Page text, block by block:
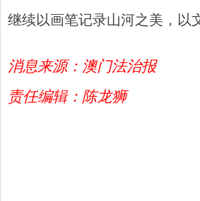
继续以画笔记录山河之美，以
消息来源：澳门法治报
责任编辑：陈龙狮